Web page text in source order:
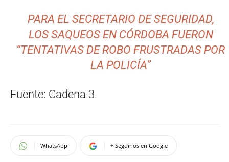
PARA EL SECRETARIO DE SEGURIDAD,
LOS SAQUEOS EN CÓRDOBA FUERON
“TENTATIVAS DE ROBO FRUSTRADAS POR
LA POLICÍA”
Fuente: Cadena 3.
WhatsApp + Seguinos en Google